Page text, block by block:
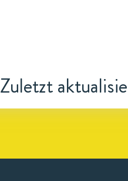
Zuletzt